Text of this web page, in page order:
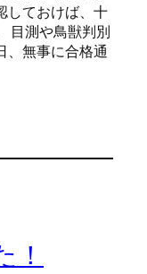
しておけば、十
目測や鳥獣判別
、無事に合格通
！